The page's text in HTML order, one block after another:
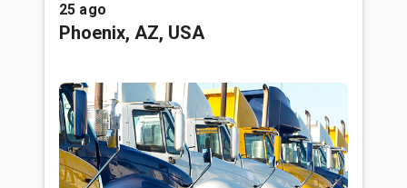
25 ago
Phoenix, AZ, USA